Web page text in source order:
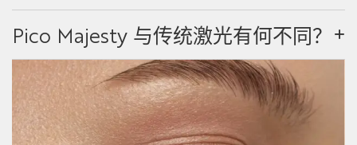
Pico Majesty 与传统激光有何不同？